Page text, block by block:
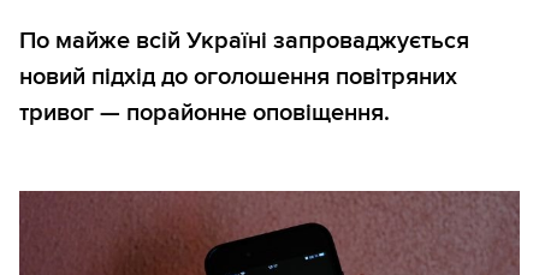
По майже всій Україні запроваджується
новий підхід до оголошення повітряних
тривог — порайонне оповіщення.